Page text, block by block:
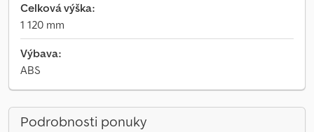
Celková výška:
1 120 mm
Výbava:
ABS
Podrobnosti ponuky